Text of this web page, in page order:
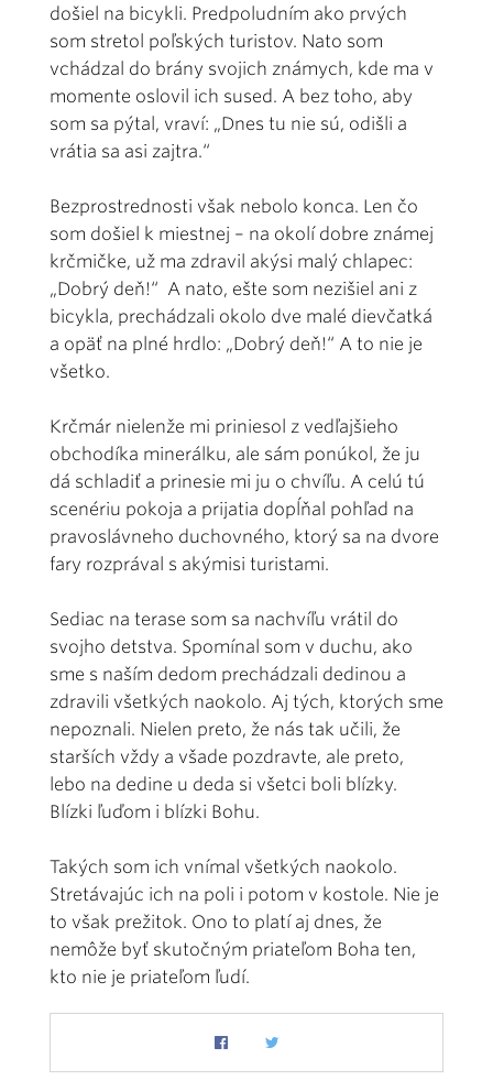
došiel na bicykli. Predpoludním ako prvých
som stretol poľských turistov. Nato som
vchádzal do brány svojich známych, kde ma v
momente oslovil ich sused. A bez toho, aby
som sa pýtal, vraví: „Dnes tu nie sú, odišli a
vrátia sa asi zajtra.“
Bezprostrednosti však nebolo konca. Len čo
som došiel k miestnej – na okolí dobre známej
krčmičke, už ma zdravil akýsi malý chlapec:
„Dobrý deň!“ A nato, ešte som nezišiel ani z
bicykla, prechádzali okolo dve malé dievčatká
a opäť na plné hrdlo: „Dobrý deň!“ A to nie je
všetko.
Krčmár nielenže mi priniesol z vedľajšieho
obchodíka minerálku, ale sám ponúkol, že ju
dá schladiť a prinesie mi ju o chvíľu. A celú tú
scenériu pokoja a prijatia dopĺňal pohľad na
pravoslávneho duchovného, ktorý sa na dvore
fary rozprával s akýmisi turistami.
Sediac na terase som sa nachvíľu vrátil do
svojho detstva. Spomínal som v duchu, ako
sme s naším dedom prechádzali dedinou a
zdravili všetkých naokolo. Aj tých, ktorých sme
nepoznali. Nielen preto, že nás tak učili, že
starších vždy a všade pozdravte, ale preto,
lebo na dedine u deda si všetci boli blízky.
Blízki ľuďom i blízki Bohu.
Takých som ich vnímal všetkých naokolo.
Stretávajúc ich na poli i potom v kostole. Nie je
to však prežitok. Ono to platí aj dnes, že
nemôže byť skutočným priateľom Boha ten,
kto nie je priateľom ľudí.